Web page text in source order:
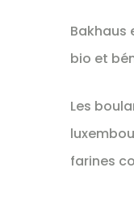
Bakhaus
bio et
Les
farines